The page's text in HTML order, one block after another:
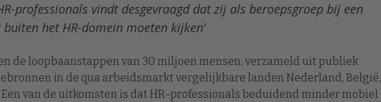
professionals vindt desgevraagd dat zij als beroepsgroep bij een
het HR-domein moeten kijken’
de loopbaanstappen van 30 miljoen mensen, verzameld uit publiek
in de qua arbeidsmarkt vergelijkbare landen Nederland, België,
van de uitkomsten is dat HR-professionals beduidend minder mobiel